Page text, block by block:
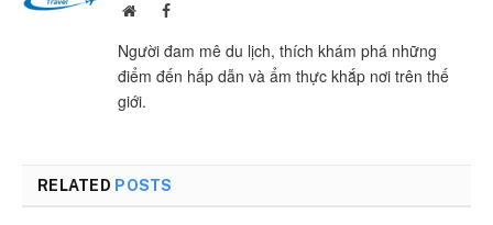
WebsiteFacebook
Người đam mê du lịch, thích khám phá những
điểm đến hấp dẫn và ẩm thực khắp nơi trên thế
giới.
RELATED POSTS